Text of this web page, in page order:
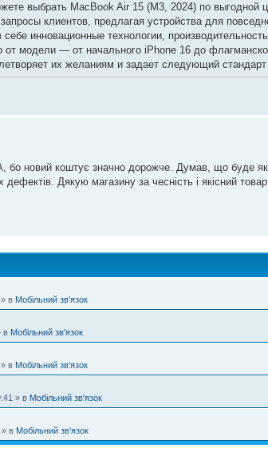
выбрать MacBook Air 15 (M3, 2024) по выгодной
клиентов, предлагая устройства для
инновационные технологии,
от модели — от начального iPhone 16 до
их желаниям и задает следующий
бо новий коштує значно дорожче. Думав, що буде
Дякую магазину за чесність і якісний
» в Мобільний зв'язок
в Мобільний зв'язок
» в Мобільний зв'язок
» в Мобільний зв'язок
» в Мобільний зв'язок